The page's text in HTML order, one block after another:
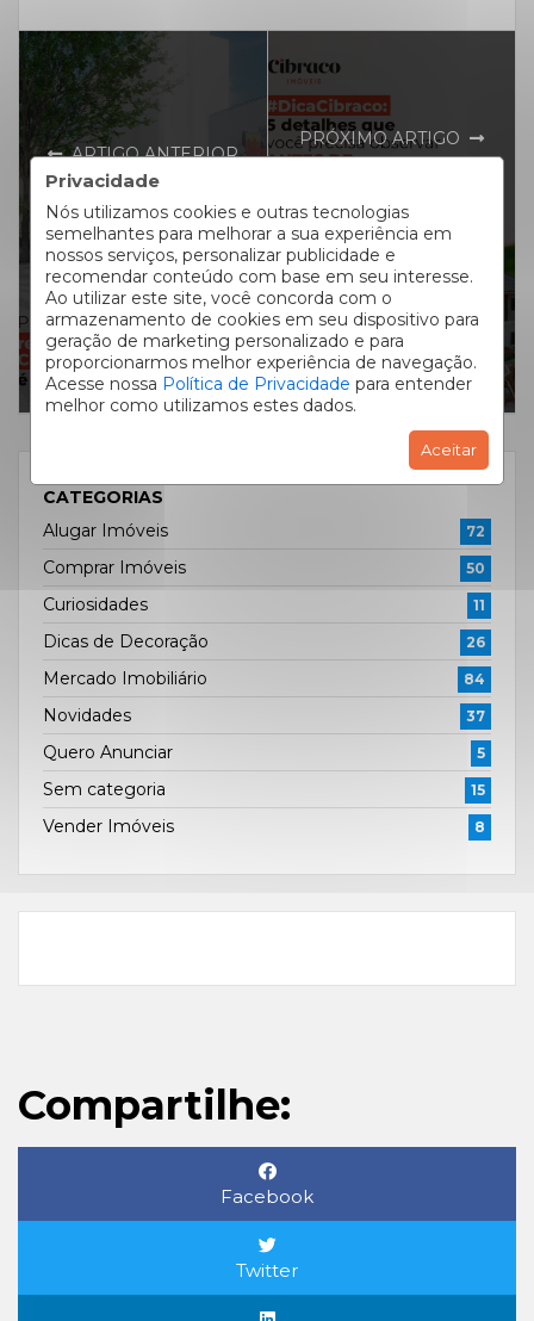
Privacidade
Nós utilizamos cookies e outras tecnologias
semelhantes para melhorar a sua experiência em
nossos serviços, personalizar publicidade e
recomendar conteúdo com base em seu interesse.
Ao utilizar este site, você concorda com o
armazenamento de cookies em seu dispositivo para
geração de marketing personalizado e para
proporcionarmos melhor experiência de navegação.
Acesse nossa Política de Privacidade para entender
melhor como utilizamos estes dados.
Aceitar
ARTIGO ANTERIOR
Por que a
revitalização do
Centro de Curitiba
é tão importante?
PRÓXIMO ARTIGO
detalhes que você
precisa observar
antes de comprar
um imóvel!
CATEGORIAS
Alugar Imóveis
72
Comprar Imóveis 50
Curiosidades 11
Dicas de Decoração 26
Mercado Imobiliário 84
Novidades 37
Quero Anunciar 5
Sem categoria 15
Vender Imóveis 8
Compartilhe:
Facebook
Twitter